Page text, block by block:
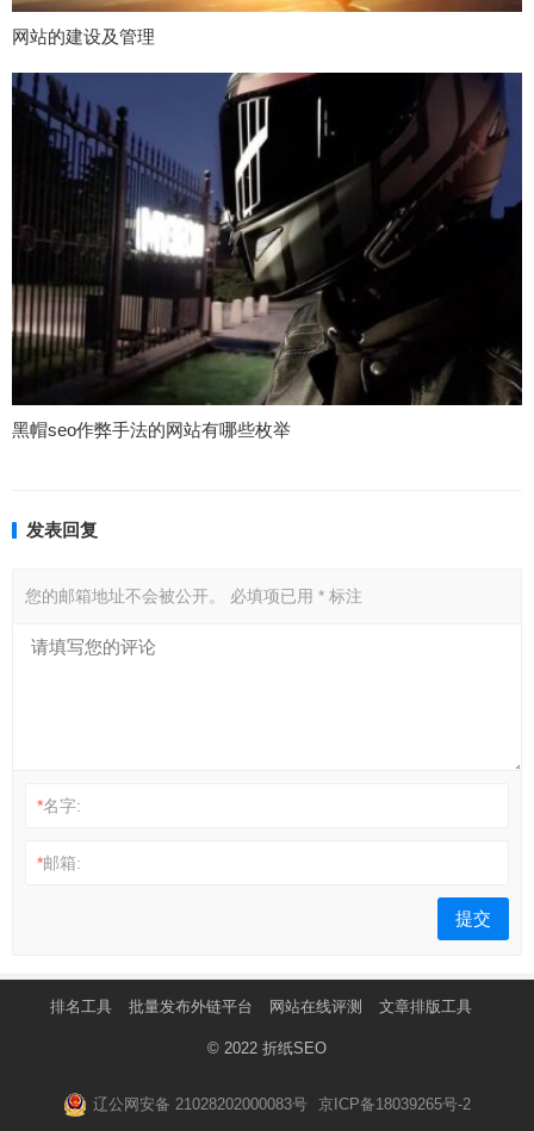
网站的建设及管理
黑帽seo作弊手法的网站有哪些枚举
发表回复
您的邮箱地址不会被公开。 必填项已用 * 标注
*名字:
*邮箱:
排名工具 批量发布外链平台 网站在线评测 文章排版工具
© 2022 折纸SEO
辽公网安备 21028202000083号 京ICP备18039265号-2